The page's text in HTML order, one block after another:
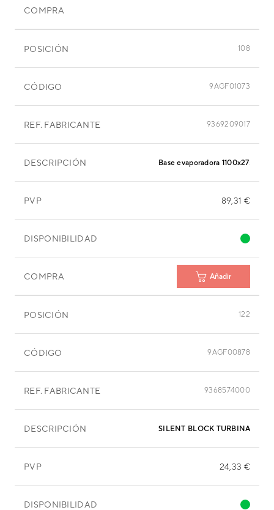
COMPRA
POSICIÓN 108
CÓDIGO 9AGF01073
REF. FABRICANTE 9369209017
DESCRIPCIÓN Base evaporadora
PVP 89,31 €
DISPONIBILIDAD
COMPRA Añadir
POSICIÓN 122
CÓDIGO 9AGF00878
REF. FABRICANTE 9368574000
DESCRIPCIÓN SILENT BLOCK TURBINA
PVP 24,33 €
DISPONIBILIDAD